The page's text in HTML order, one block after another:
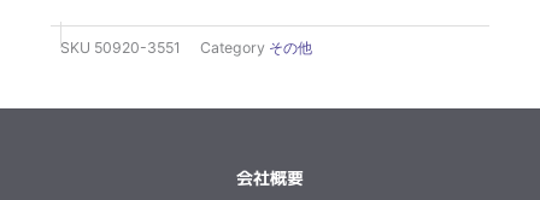
SKU 50920-3551 Category その他
会社概要